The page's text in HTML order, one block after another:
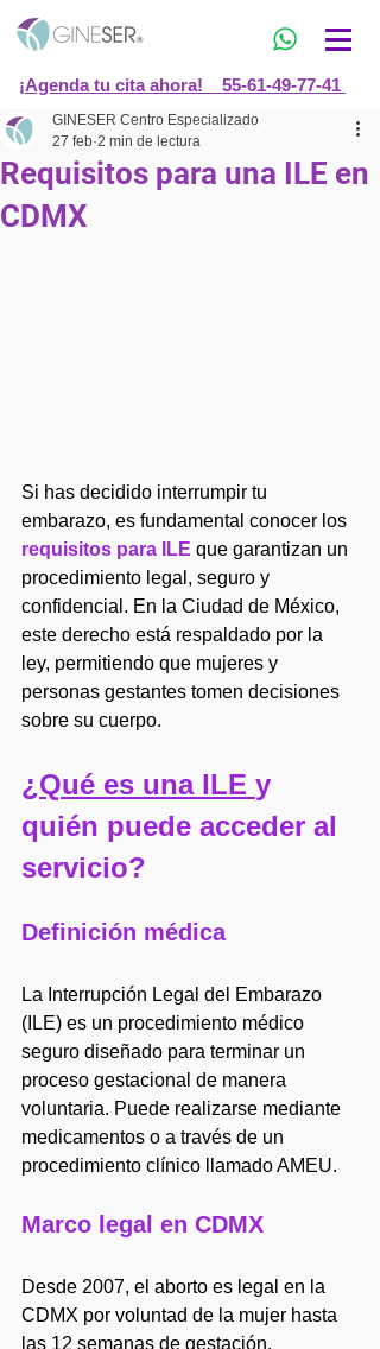
¡Agenda tu cita ahora! 55-61-49-77-41
Requisitos para una ILE en
CDMX
GINESER Centro Especializado
27 feb 2 min de lectura
Si has decidido interrumpir tu
embarazo, es fundamental conocer los
requisitos para ILE que garantizan un
procedimiento legal, seguro y
confidencial. En la Ciudad de México,
este derecho está respaldado por la
ley, permitiendo que mujeres y
personas gestantes tomen decisiones
sobre su cuerpo.
¿Qué es una ILE y
quién puede acceder al
servicio?
Definición médica
La Interrupción Legal del Embarazo
(ILE) es un procedimiento médico
seguro diseñado para terminar un
proceso gestacional de manera
voluntaria. Puede realizarse mediante
medicamentos o a través de un
procedimiento clínico llamado AMEU.
Marco legal en CDMX
Desde 2007, el aborto es legal en la
CDMX por voluntad de la mujer hasta
las 12 semanas de gestación.